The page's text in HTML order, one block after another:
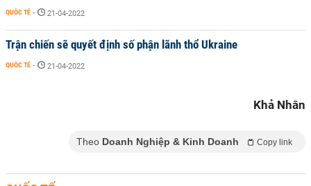
QUỐC TẾ - 21-04-2022
Trận chiến sẽ quyết định số phận lãnh thổ Ukraine
QUỐC TẾ - 21-04-2022
Khả Nhân
Theo Doanh Nghiệp & Kinh Doanh Copy link